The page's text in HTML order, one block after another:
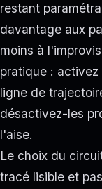
restant
davantage aux
moins à
pratique :
ligne de
désactivez-les
l'aise.
Le choix du
tracé lisible et